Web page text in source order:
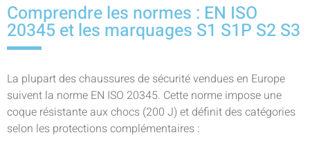
Comprendre les normes : EN ISO
20345 et les marquages S1 S1P S2 S3
La plupart des chaussures de sécurité vendues en Europe
suivent la norme EN ISO 20345. Cette norme impose une
coque résistante aux chocs (200 J) et définit des catégories
selon les protections complémentaires :